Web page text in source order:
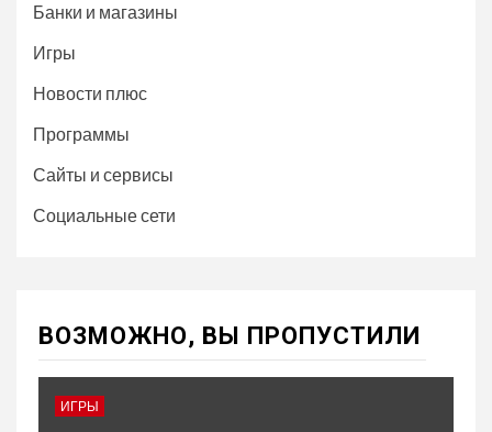
Банки и магазины
Игры
Новости плюс
Программы
Сайты и сервисы
Социальные сети
ВОЗМОЖНО, ВЫ ПРОПУСТИЛИ
ИГРЫ